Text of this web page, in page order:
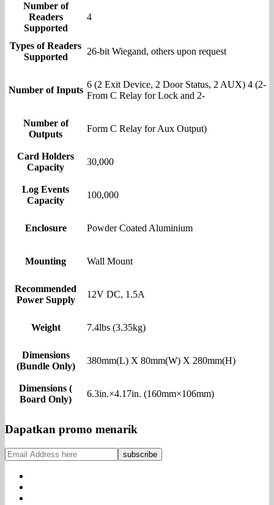
Number of
Readers
Supported
4
Types of Readers
Supported
26-bit Wiegand, others upon request
Number of Inputs
6 (2 Exit Device, 2 Door Status, 2 AUX) 4 (2-
From C Relay for Lock and 2-
Number of
Outputs
Form C Relay for Aux Output)
Card Holders
Capacity
30,000
Log Events
Capacity
100,000
Enclosure Powder Coated Aluminium
Mounting Wall Mount
Recommended
Power Supply
12V DC, 1.5A
Weight 7.4lbs (3.35kg)
Dimensions
(Bundle Only)
380mm(L) X 80mm(W) X 280mm(H)
Dimensions (
Board Only)
6.3in.×4.17in. (160mm×106mm)
Dapatkan promo menarik